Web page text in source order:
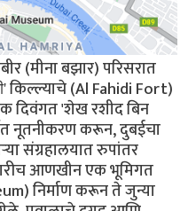
(मीना बझार) परिसरात
किल्ल्याचे (Al Fahidi Fort)
दिवंगत 'शेख रशीद बिन
नूतनीकरण करून, दुबईचा
संग्रहालयात रुपांतर
आणखीन एक भूमिगत
निर्माण करून ते जुन्या